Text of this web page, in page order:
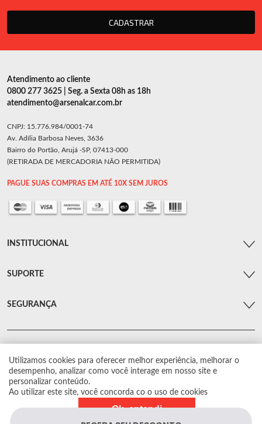
CADASTRAR
Utilizamos cookies para oferecer melhor experiência, melhorar o
desempenho, analizar como você interage em nosso site e
personalizar conteúdo.
Ao utilizar este site, você concorda co o uso de cookies
Ok, entendi
Atendimento ao cliente
0800 277 3625 | Seg. a Sexta 08h as 18h
atendimento@arsenalcar.com.br
CNPJ: 15.776.984/0001-74
Av. Adília Barbosa Neves, 3636
Bairro do Portão, Arujá -SP, 07413-000
(RETIRADA DE MERCADORIA NÃO PERMITIDA)
PAGUE SUAS COMPRAS EM ATÉ 10X SEM JUROS
INSTITUCIONAL
SUPORTE
SEGURANÇA
© Arsenal Car. Todos os direitos reservados.
Proibida reprodução total ou parcial. Preços e estoque sujeito a alterações sem
aviso prévio.